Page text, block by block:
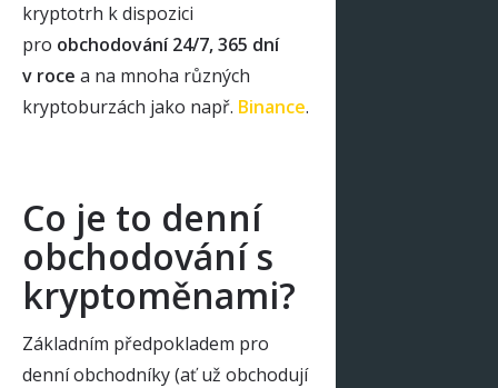
kryptotrh k dispozici
pro obchodování 24/7, 365 dní
v roce a na mnoha různých
kryptoburzách jako např. Binance.
Co je to denní
obchodování s
kryptoměnami?
Základním předpokladem pro
denní obchodníky (ať už obchodují